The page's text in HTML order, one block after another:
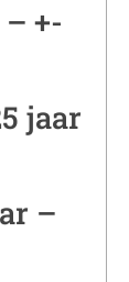
+-
jaar
–